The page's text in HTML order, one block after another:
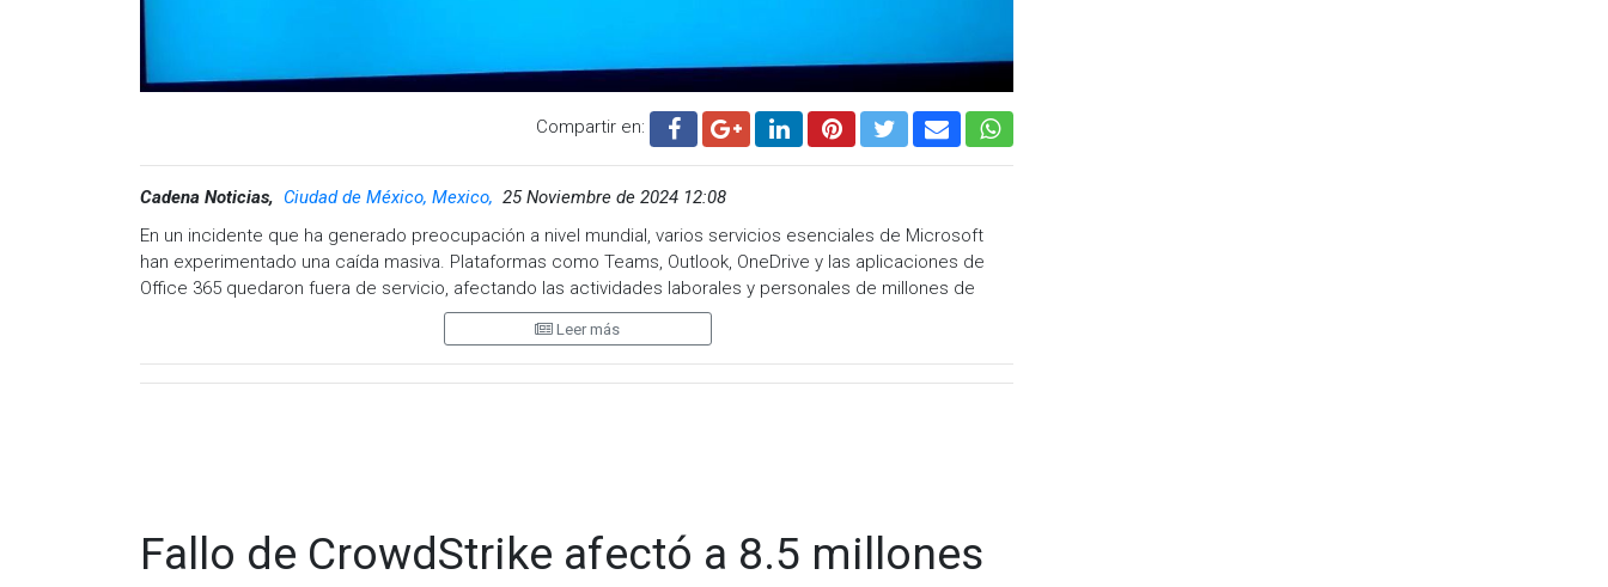
Compartir en:
Cadena Noticias, Ciudad de México, Mexico, 25 Noviembre de 2024 12:08
En un incidente que ha generado preocupación a nivel mundial, varios servicios esenciales de Microsoft
han experimentado una caída masiva. Plataformas como Teams, Outlook, OneDrive y las aplicaciones de
Office 365 quedaron fuera de servicio, afectando las actividades laborales y personales de millones de
Detalles del incidente
Microsoft aún no ha emitido un comunicado oficial explicando las causas de esta interrupción, aunque es
Leer más
Fallo de CrowdStrike afectó a 8.5 millones